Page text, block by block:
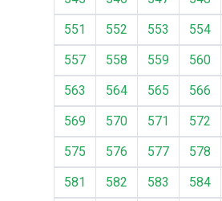
551
552 553 554
557
558 559 560
563
564 565 566
569
570 571 572
575
576 577 578
581
582 583 584